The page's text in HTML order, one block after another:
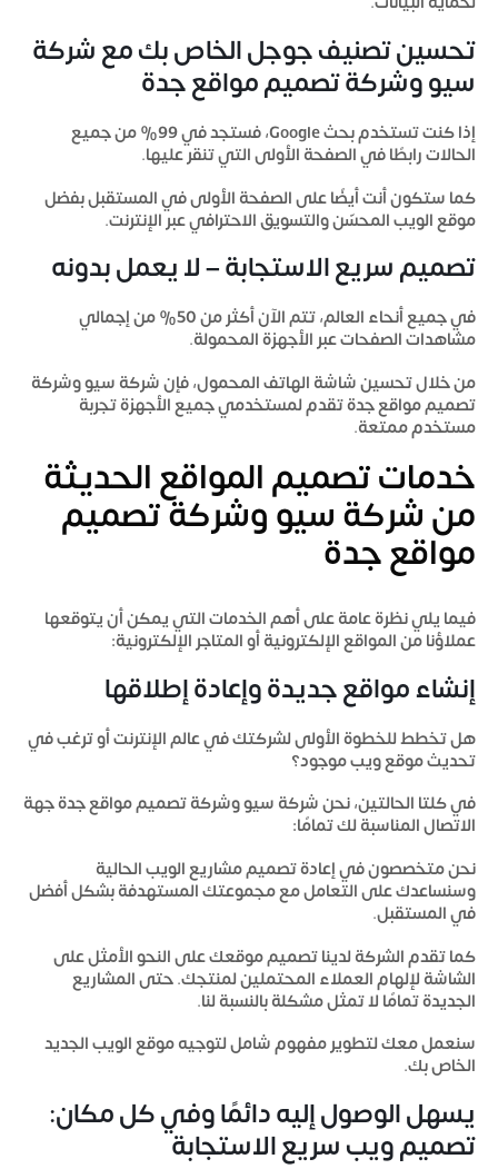
تحسين تصنيف جوجل الخاص بك مع شركة
سيو وشركة تصميم مواقع جدة
إذا كنت تستخدم بحث Google، فستجد في 99% من جميع
الحالات رابطًا في الصفحة الأولى التي تنقر عليها.
كما ستكون أنت أيضًا على الصفحة الأولى في المستقبل بفضل
موقع الويب المحسّن والتسويق الاحترافي عبر الإنترنت.
تصميم سريع الاستجابة – لا يعمل بدونه
في جميع أنحاء العالم، تتم الآن أكثر من 50% من إجمالي
مشاهدات الصفحات عبر الأجهزة المحمولة.
من خلال تحسين شاشة الهاتف المحمول، فإنشركة سيو وشركة
تصميم مواقع جدةتقدم لمستخدمي جميع الأجهزة تجربة
مستخدم ممتعة.
خدمات تصميم المواقع الحديثة
منشركة سيو وشركة تصميم
مواقع جدة
فيما يلي نظرة عامة على أهم الخدمات التي يمكن أن يتوقعها
عملاؤنا من المواقع الإلكترونية أو المتاجر الإلكترونية:
إنشاء مواقع جديدة وإعادة إطلاقها
هل تخطط للخطوة الأولى لشركتك في عالم الإنترنت أو ترغب في
تحديث موقع ويب موجود؟
في كلتا الحالتين، نحنشركة سيو وشركة تصميم مواقع جدةجهة
الاتصال المناسبة لك تمامًا:
نحن متخصصون في إعادة تصميم مشاريع الويب الحالية
وسنساعدك على التعامل مع مجموعتك المستهدفة بشكل أفضل
في المستقبل.
كما تقدم الشركة لدينا تصميم موقعك على النحو الأمثل على
الشاشة لإلهام العملاء المحتملين لمنتجك. حتى المشاريع
الجديدة تمامًا لا تمثل مشكلة بالنسبة لنا.
سنعمل معك لتطوير مفهوم شامل لتوجيه موقع الويب الجديد
الخاص بك.
يسهل الوصول إليه دائمًا وفي كل مكان:
تصميم ويب سريع الاستجابة